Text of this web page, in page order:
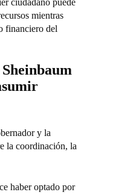
mientras
financiero del
y la
la coordinación, la
haber optado por